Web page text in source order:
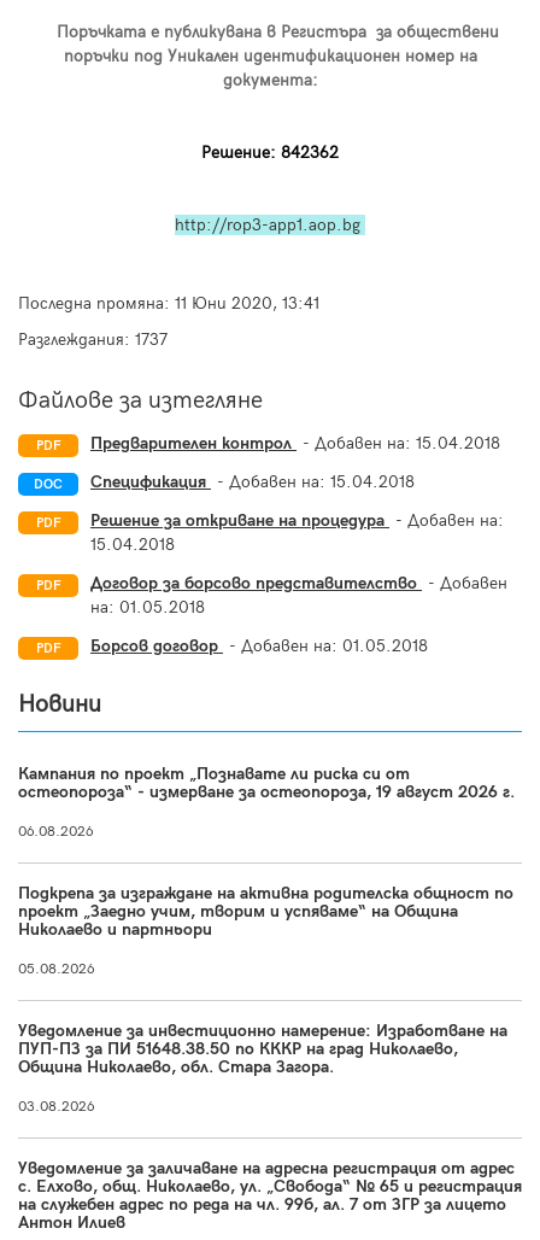
Поръчката е публикувана в Регистъра за обществени
поръчки под Уникален идентификационен номер на
документа:
Решение: 842362
http://rop3-app1.aop.bg
Последна промяна: 11 Юни 2020, 13:41
Разглеждания: 1737
Файлове за изтегляне
PDF Предварителен контрол - Добавен на: 15.04.2018
DOC Спецификация - Добавен на: 15.04.2018
PDF Решение за откриване на процедура - Добавен на:
15.04.2018
PDF Договор за борсово представителство - Добавен
на: 01.05.2018
PDF Борсов договор - Добавен на: 01.05.2018
Новини
Кампания по проект „Познавате ли риска си от
остеопороза“ - измерване за остеопороза, 19 август 2026 г.
06.08.2026
Подкрепа за изграждане на активна родителска общност по
проект „Заедно учим, творим и успяваме“ на Община
Николаево и партньори
05.08.2026
Уведомление за инвестиционно намерение: Изработване на
ПУП-ПЗ за ПИ 51648.38.50 по КККР на град Николаево,
Община Николаево, обл. Стара Загора.
03.08.2026
Уведомление за заличаване на адресна регистрация от адрес
с. Елхово, общ. Николаево, ул. „Свобода“ № 65 и регистрация
на служебен адрес по реда на чл. 99б, ал. 7 от ЗГР за лицето
Антон Илиев